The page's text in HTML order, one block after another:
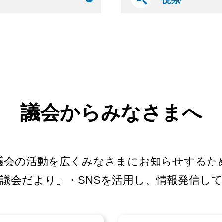
議会からみなさまへ
会の活動を広くみなさまにお知らせするた
会だより」・SNSを活用し、情報発信して